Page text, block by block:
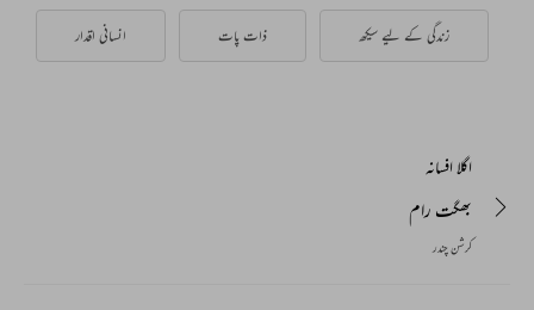
زندگی کے لیے سیکھ ذات پات انسانی اقدار
اگلا افسانہ
بھگت رام
کرشن چندر